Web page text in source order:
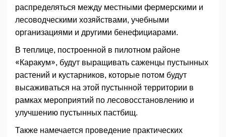
распределяться между местными фермерскими и
лесоводческими хозяйствами, учебными
организациями и другими бенефициарами.
В теплице, построенной в пилотном районе
«Каракум», будут выращивать саженцы пустынных
растений и кустарников, которые потом будут
высаживаться на этой пустынной территории в
рамках мероприятий по лесовосстановлению и
улучшению пустынных пастбищ.
Также намечается проведение практических